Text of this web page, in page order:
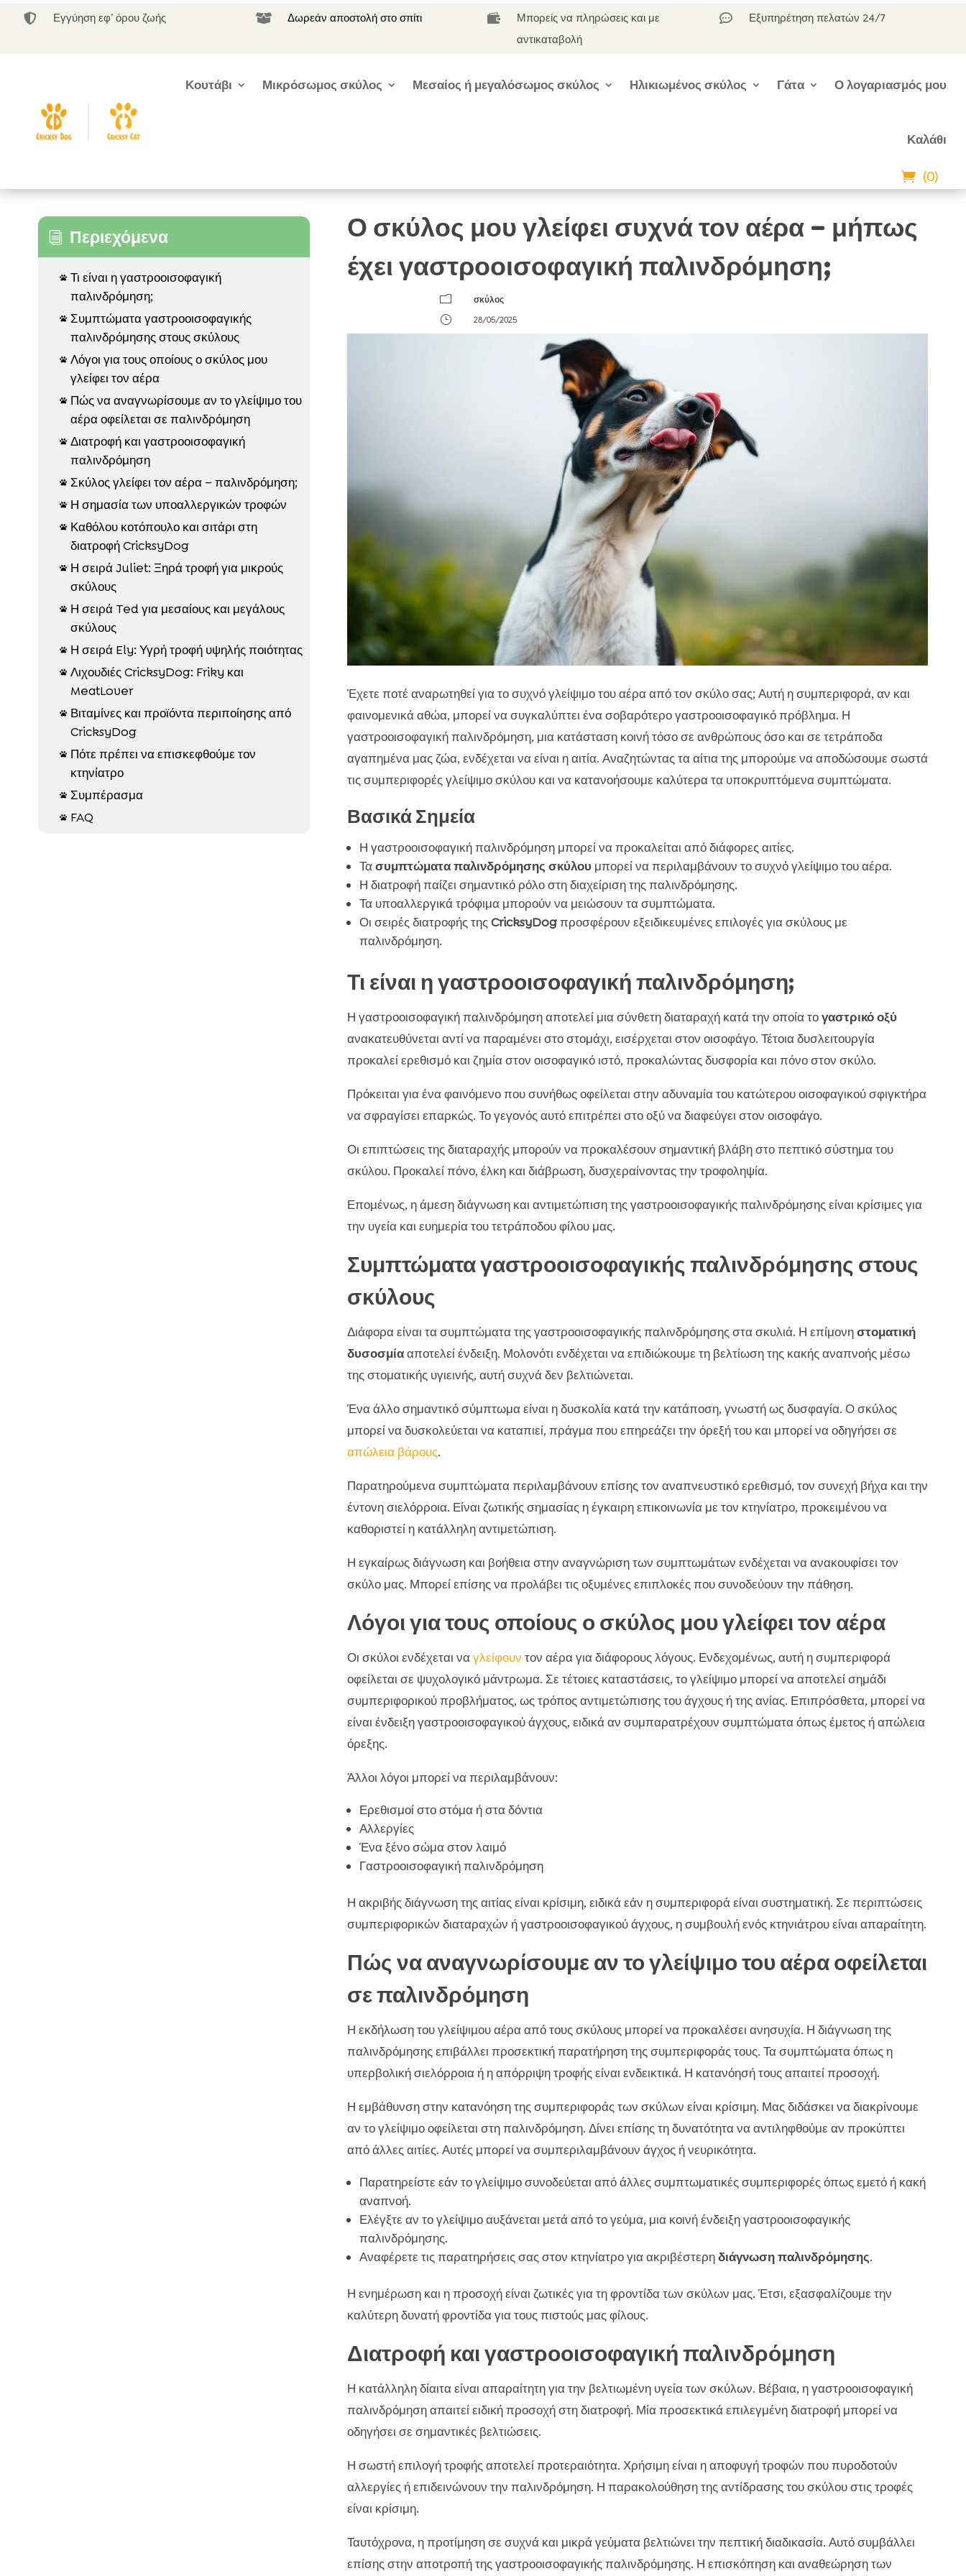
 Εγγύηση εφ’ όρου ζωής  Δωρεάν αποστολή στο σπίτι 
Μπορείς να πληρώσεις και με
αντικαταβολή
 Εξυπηρέτηση πελατών 24/7
Κουτάβι Μικρόσωμος σκύλος Μεσαίος ή μεγαλόσωμος σκύλος Ηλικιωμένος σκύλος Γάτα Ο λογαριασμός μου
Καλάθι
(0)
i Περιεχόμενα
 Τι είναι η γαστροοισοφαγική
παλινδρόμηση;
 Συμπτώματα γαστροοισοφαγικής
παλινδρόμησης στους σκύλους
 Λόγοι για τους οποίους ο σκύλος μου
γλείφει τον αέρα

Πώς να αναγνωρίσουμε αν το γλείψιμο του
αέρα οφείλεται σε παλινδρόμηση
 Διατροφή και γαστροοισοφαγική
παλινδρόμηση
 Σκύλος γλείφει τον αέρα – παλινδρόμηση;
 Η σημασία των υποαλλεργικών τροφών

Καθόλου κοτόπουλο και σιτάρι στη
διατροφή CricksyDog

Η σειρά Juliet: Ξηρά τροφή για μικρούς
σκύλους

Η σειρά Ted για μεσαίους και μεγάλους
σκύλους
 Η σειρά Ely: Υγρή τροφή υψηλής ποιότητας
 Λιχουδιές CricksyDog: Friky και
MeatLover

Βιταμίνες και προϊόντα περιποίησης από
CricksyDog

Πότε πρέπει να επισκεφθούμε τον
κτηνίατρο
 Συμπέρασμα
 FAQ
Ο σκύλος μου γλείφει συχνά τον αέρα – μήπως
έχει γαστροοισοφαγική παλινδρόμηση;
m
σκύλος
}
28/05/2025
Έχετε ποτέ αναρωτηθεί για το συχνό γλείψιμο του αέρα από τον σκύλο σας; Αυτή η συμπεριφορά, αν και
φαινομενικά αθώα, μπορεί να συγκαλύπτει ένα σοβαρότερο γαστροοισοφαγικό πρόβλημα. Η
γαστροοισοφαγική παλινδρόμηση, μια κατάσταση κοινή τόσο σε ανθρώπους όσο και σε τετράποδα
αγαπημένα μας ζώα, ενδέχεται να είναι η αιτία. Αναζητώντας τα αίτια της μπορούμε να αποδώσουμε σωστά
τις συμπεριφορές γλείψιμο σκύλου και να κατανοήσουμε καλύτερα τα υποκρυπτόμενα συμπτώματα.
Βασικά Σημεία
Η γαστροοισοφαγική παλινδρόμηση μπορεί να προκαλείται από διάφορες αιτίες.
Τασυμπτώματα παλινδρόμησης σκύλουμπορεί να περιλαμβάνουν το συχνό γλείψιμο του αέρα.
Η διατροφή παίζει σημαντικό ρόλο στη διαχείριση της παλινδρόμησης.
Τα υποαλλεργικά τρόφιμα μπορούν να μειώσουν τα συμπτώματα.
Οι σειρές διατροφής της CricksyDogπροσφέρουν εξειδικευμένες επιλογές για σκύλους με
παλινδρόμηση.
Τι είναι η γαστροοισοφαγική παλινδρόμηση;
Η γαστροοισοφαγική παλινδρόμηση αποτελεί μια σύνθετη διαταραχή κατά την οποία τογαστρικό οξύ
ανακατευθύνεται αντί να παραμένει στο στομάχι, εισέρχεται στον οισοφάγο. Τέτοια δυσλειτουργία
προκαλεί ερεθισμό και ζημία στον οισοφαγικό ιστό, προκαλώντας δυσφορία και πόνο στον σκύλο.
Πρόκειται για ένα φαινόμενο που συνήθως οφείλεται στην αδυναμία του κατώτερου οισοφαγικού σφιγκτήρα
να σφραγίσει επαρκώς. Το γεγονός αυτό επιτρέπει στο οξύ να διαφεύγει στον οισοφάγο.
Οι επιπτώσεις της διαταραχής μπορούν να προκαλέσουν σημαντική βλάβη στο πεπτικό σύστημα του
σκύλου. Προκαλεί πόνο, έλκη και διάβρωση, δυσχεραίνοντας την τροφοληψία.
Επομένως, η άμεση διάγνωση και αντιμετώπιση της γαστροοισοφαγικής παλινδρόμησης είναι κρίσιμες για
την υγεία και ευημερία του τετράποδου φίλου μας.
Συμπτώματα γαστροοισοφαγικής παλινδρόμησης στους
σκύλους
Διάφορα είναι τα συμπτώματα της γαστροοισοφαγικής παλινδρόμησης στα σκυλιά. Η επίμονηστοματική
δυσοσμίααποτελεί ένδειξη. Μολονότι ενδέχεται να επιδιώκουμε τη βελτίωση της κακής αναπνοής μέσω
της στοματικής υγιεινής, αυτή συχνά δεν βελτιώνεται.
Ένα άλλο σημαντικό σύμπτωμα είναι η δυσκολία κατά την κατάποση, γνωστή ως δυσφαγία. Ο σκύλος
μπορεί να δυσκολεύεται να καταπιεί, πράγμα που επηρεάζει την όρεξή του και μπορεί να οδηγήσει σε
απώλεια βάρους.
Παρατηρούμενα συμπτώματα περιλαμβάνουν επίσης τον αναπνευστικό ερεθισμό, τον συνεχή βήχα και την
έντονη σιελόρροια. Είναι ζωτικής σημασίας η έγκαιρη επικοινωνία με τον κτηνίατρο, προκειμένου να
καθοριστεί η κατάλληλη αντιμετώπιση.
Η εγκαίρως διάγνωση και βοήθεια στην αναγνώριση των συμπτωμάτων ενδέχεται να ανακουφίσει τον
σκύλο μας. Μπορεί επίσης να προλάβει τις οξυμένες επιπλοκές που συνοδεύουν την πάθηση.
Λόγοι για τους οποίους ο σκύλος μου γλείφει τον αέρα
Οι σκύλοι ενδέχεται ναγλείφουν τον αέρα για διάφορους λόγους. Ενδεχομένως, αυτή η συμπεριφορά
οφείλεται σε ψυχολογικό μάντρωμα. Σε τέτοιες καταστάσεις, το γλείψιμο μπορεί να αποτελεί σημάδι
συμπεριφορικού προβλήματος, ως τρόπος αντιμετώπισης του άγχους ή της ανίας. Επιπρόσθετα, μπορεί να
είναι ένδειξη γαστροοισοφαγικού άγχους, ειδικά αν συμπαρατρέχουν συμπτώματα όπως έμετος ή απώλεια
όρεξης.
Άλλοι λόγοι μπορεί να περιλαμβάνουν:
Ερεθισμοί στο στόμα ή στα δόντια
Αλλεργίες
Ένα ξένο σώμα στον λαιμό
Γαστροοισοφαγική παλινδρόμηση
Η ακριβής διάγνωση της αιτίας είναι κρίσιμη, ειδικά εάν η συμπεριφορά είναι συστηματική. Σε περιπτώσεις
συμπεριφορικών διαταραχών ή γαστροοισοφαγικού άγχους, η συμβουλή ενός κτηνιάτρου είναι απαραίτητη.
Πώς να αναγνωρίσουμε αν το γλείψιμο του αέρα οφείλεται
σε παλινδρόμηση
Η εκδήλωση του γλείψιμου αέρα από τους σκύλους μπορεί να προκαλέσει ανησυχία. Η διάγνωση της
παλινδρόμησης επιβάλλει προσεκτική παρατήρηση της συμπεριφοράς τους. Τα συμπτώματα όπως η
υπερβολική σιελόρροια ή η απόρριψη τροφής είναι ενδεικτικά. Η κατανόησή τους απαιτεί προσοχή.
Η εμβάθυνση στην κατανόηση της συμπεριφοράς των σκύλων είναι κρίσιμη. Μας διδάσκει να διακρίνουμε
αν το γλείψιμο οφείλεται στη παλινδρόμηση. Δίνει επίσης τη δυνατότητα να αντιληφθούμε αν προκύπτει
από άλλες αιτίες. Αυτές μπορεί να συμπεριλαμβάνουν άγχος ή νευρικότητα.
Παρατηρείστε εάν το γλείψιμο συνοδεύεται από άλλες συμπτωματικές συμπεριφορές όπως εμετό ή κακή
αναπνοή.
Ελέγξτε αν το γλείψιμο αυξάνεται μετά από το γεύμα, μια κοινή ένδειξη γαστροοισοφαγικής
παλινδρόμησης.
Αναφέρετε τις παρατηρήσεις σας στον κτηνίατρο για ακριβέστερηδιάγνωση παλινδρόμησης.
Η ενημέρωση και η προσοχή είναι ζωτικές για τη φροντίδα των σκύλων μας. Έτσι, εξασφαλίζουμε την
καλύτερη δυνατή φροντίδα για τους πιστούς μας φίλους.
Διατροφή και γαστροοισοφαγική παλινδρόμηση
Η κατάλληλη δίαιτα είναι απαραίτητη για την βελτιωμένη υγεία των σκύλων. Βέβαια, η γαστροοισοφαγική
παλινδρόμηση απαιτεί ειδική προσοχή στη διατροφή. Μία προσεκτικά επιλεγμένη διατροφή μπορεί να
οδηγήσει σε σημαντικές βελτιώσεις.
Η σωστή επιλογή τροφής αποτελεί προτεραιότητα. Χρήσιμη είναι η αποφυγή τροφών που πυροδοτούν
αλλεργίες ή επιδεινώνουν την παλινδρόμηση. Η παρακολούθηση της αντίδρασης του σκύλου στις τροφές
είναι κρίσιμη.
Ταυτόχρονα, η προτίμηση σε συχνά και μικρά γεύματα βελτιώνει την πεπτική διαδικασία. Αυτό συμβάλλει
επίσης στην αποτροπή της γαστροοισοφαγικής παλινδρόμησης. Η επισκόπηση και αναθεώρηση των